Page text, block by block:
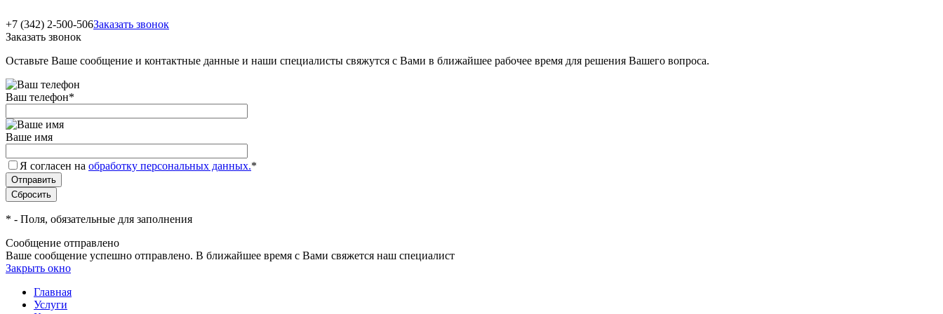
+7 (342) 2-500-506Заказать звонок
Заказать звонок
Оставьте Ваше сообщение и контактные данные и наши специалисты свяжутся с Вами в ближайшее рабочее время для решения Вашего вопроса.
Ваш телефон*
Ваше имя
Я согласен на обработку персональных данных.*
* - Поля, обязательные для заполнения
Сообщение отправлено
Ваше сообщение успешно отправлено. В ближайшее время с Вами свяжется наш специалист
Закрыть окно
Главная
Услуги